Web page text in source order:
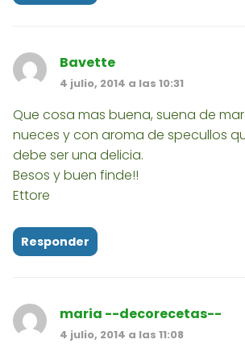
Bavette
4 julio, 2014 a las 10:31
Que cosa mas buena, suena de
nueces y con aroma de specullos
debe ser una delicia.
Besos y buen finde!!
Ettore
Responder
maria --decorecetas--
4 julio, 2014 a las 11:08